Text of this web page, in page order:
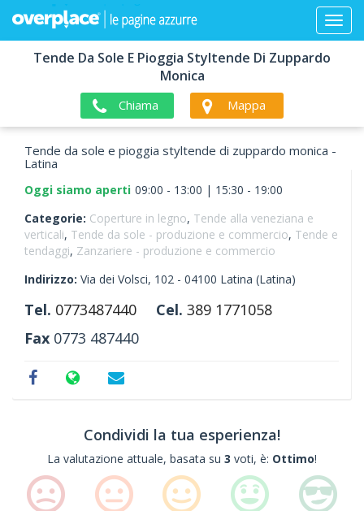
Tende Da Sole E Pioggia Styltende Di Zuppardo
Monica
Chiama Mappa
Tende da sole e pioggia styltende di zuppardo monica -
Latina
Oggi siamo aperti 09:00 - 13:00 | 15:30 - 19:00
Categorie: Coperture in legno, Tende alla veneziana e
verticali, Tende da sole - produzione e commercio, Tende e
tendaggi, Zanzariere - produzione e commercio
Indirizzo: Via dei Volsci, 102 - 04100 Latina (Latina)
Tel. 0773487440 Cel. 389 1771058
Fax 0773 487440
Condividi la tua esperienza!
La valutazione attuale, basata su 3 voti, è: Ottimo!